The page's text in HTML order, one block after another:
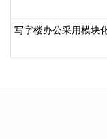
写字楼办公采用模块